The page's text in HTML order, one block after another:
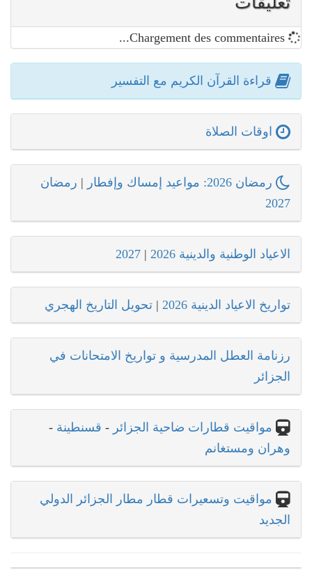
قراءة القرآن الكريم مع التفسير
اوقات الصلاة
رمضان 2026: مواعيد إمساك وإفطار | رمضان
2027
الاعياد الوطنية والدينية 2026 |
2027
تواريخ الاعياد الدينية 2026 | تحويل التاريخ الهجري
رزنامة العطل المدرسية و تواريخ الامتحانات في
الجزائر
مواقيت قطارات ضاحية الجزائر - قسنطينة -
وهران ومستغانم
مواقيت وتسعيرات قطار مطار الجزائر الدولي
الجديد